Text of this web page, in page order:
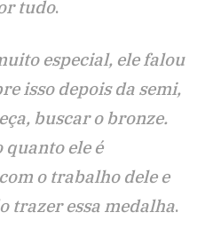
tudo.
especial, ele falou
isso depois da semi,
buscar o bronze.
quanto ele é
o trabalho dele e
trazer essa medalha.